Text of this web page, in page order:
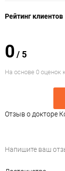
Рейтинг клиентов
0 / 5
На основе 0 оценок
Отзыв о докторе